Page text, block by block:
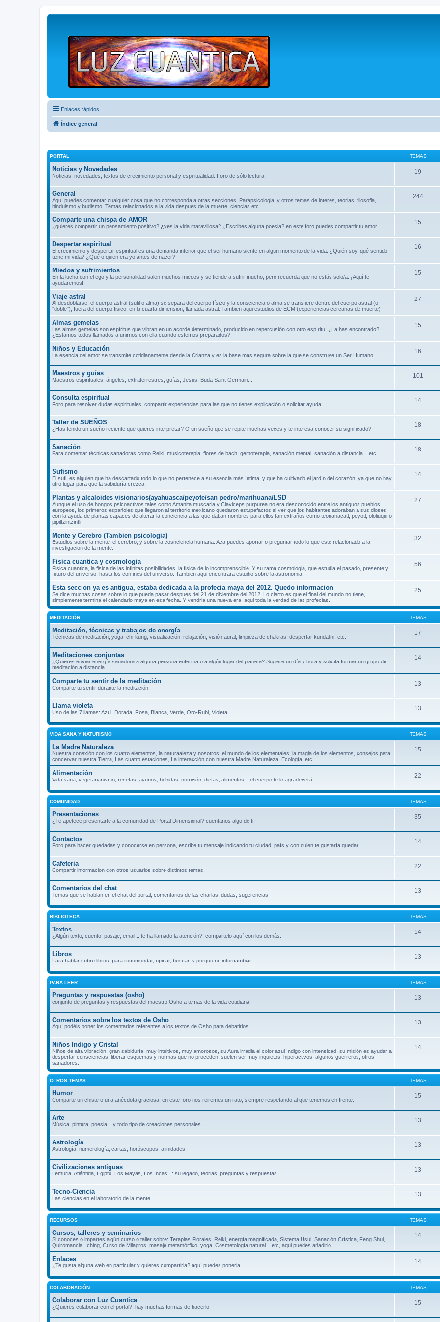
Enlaces rápidos
Índice general
PORTAL TEMAS
Noticias y Novedades
Noticias, novedades, textos de crecimiento personal y espiritualidad. Foro de sólo lectura.
19
General
Aquí puedes comentar cualquier cosa que no corresponda a otras secciones. Parapsicologia, y otros temas de interes, teorias, filosofia,
hinduismo y budismo. Temas relacionados a la vida despues de la muerte, ciencias etc.
244
Comparte una chispa de AMOR
¿quieres compartir un pensamiento positivo? ¿ves la vida maravillosa? ¿Escribes alguna poesia? en este foro puedes compartir tu amor
15
Despertar espiritual
El crecimiento y despertar espiritual es una demanda interior que el ser humano siente en algún momento de la vida. ¿Quién soy, qué sentido
tiene mi vida? ¿Qué o quien era yo antes de nacer?
16
Miedos y sufrimientos
En la lucha con el ego y la personalidad salen muchos miedos y se tiende a sufrir mucho, pero recuerda que no estás solo/a. ¡Aquí te
ayudaremos!.
15
Viaje astral
Al desdoblarse, el cuerpo astral (sutil o alma) se separa del cuerpo físico y la consciencia o alma se transfiere dentro del cuerpo astral (o
"doble"), fuera del cuerpo fisico, en la cuarta dimension, llamada astral. Tambien aqui estudios de ECM (experiencias cercanas de muerte)
27
Almas gemelas
Las almas gemelas son espíritus que vibran en un acorde determinado, producido en repercusión con otro espíritu. ¿La has encontrado?
¿Estamos todos llamados a unirnos con ella cuando estemos preparados?.
15
Niños y Educación
La esencia del amor se transmite cotidianamente desde la Crianza y es la base más segura sobre la que se construye un Ser Humano.
16
Maestros y guías
Maestros espirituales, ángeles, extraterrestres, guías, Jesus, Buda Saint Germain...
101
Consulta espiritual
Foro para resolver dudas espirituales, compartir experiencias para las que no tienes explicación o solicitar ayuda.
14
Taller de SUEÑOS
¿Has tenido un sueño reciente que quieres interpretar? O un sueño que se repite muchas veces y te interesa conocer su significado?
18
Sanación
Para comentar técnicas sanadoras como Reiki, musicoterapia, flores de bach, gemoterapia, sanación mental, sanación a distancia... etc
18
Sufismo
El sufi, es alguien que ha descartado todo lo que no pertenece a su esencia más íntima, y que ha cultivado el jardín del corazón, ya que no hay
otro lugar para que la sabiduría crezca.
14
Plantas y alcaloides visionarios(ayahuasca/peyote/san pedro/marihuana/LSD
Aunque el uso de hongos psicoactivos tales como Amanita muscaria y Claviceps purpurea no era desconocido entre los antiguos pueblos
europeos, los primeros españoles que llegaron al territorio mexicano quedaron estupefactos al ver que los habitantes adoraban a sus dioses
con la ayuda de plantas capaces de alterar la conciencia a las que daban nombres para ellos tan extraños como teonanacatl, peyotl, ololiuqui o
pipiltzintzintli.
27
Mente y Cerebro (Tambien psicologia)
Estudios sobre la mente, el cerebro, y sobre la cosnciencia humana. Aca puedes aportar o preguntar todo lo que este relacionado a la
investigacion de la mente.
32
Fisica cuantica y cosmologia
Fisica cuantica, la fisica de las infinitas posibilidades, la fisica de lo incomprenscible. Y su rama cosmologia, que estudia el pasado, presente y
futuro del universo, hasta los confines del universo. Tambien aqui encontrara estudio sobre la astronomia.
56
Esta seccion ya es antigua, estaba dedicada a la profecia maya del 2012. Quedo informacion
Se dice muchas cosas sobre lo que pueda pasar despues del 21 de diciembre del 2012. Lo cierto es que el final del mundo no tiene,
simplemente termina el calendario maya en esa fecha. Y vendria una nueva era, aqui toda la verdad de las profecias.
25
MEDITACIÓN TEMAS
Meditación, técnicas y trabajos de energía
Técnicas de meditación, yoga, chi-kung, visualización, relajación, visión aural, limpieza de chakras, despertar kundalini, etc.
17
Meditaciones conjuntas
¿Quieres enviar energía sanadora a alguna persona enferma o a algún lugar del planeta? Sugiere un día y hora y solicita formar un grupo de
meditación a distancia.
14
Comparte tu sentir de la meditación
Comparte tu sentir durante la meditación.
13
Llama violeta
Uso de las 7 llamas: Azul, Dorada, Rosa, Blanca, Verde, Oro-Rubi, Violeta
13
VIDA SANA Y NATURISMO TEMAS
La Madre Naturaleza
Nuestra conexión con los cuatro elementos, la naturaaleza y nosotros, el mundo de los elementales, la magia de los elementos, consejos para
concervar nuestra Tierra, Las cuatro estaciones, La interacción con nuestra Madre Naturaleza, Ecología, etc
15
Alimentación
Vida sana, vegetarianismo, recetas, ayunos, bebidas, nutrición, dietas, alimentos... el cuerpo te lo agradecerá
22
COMUNIDAD TEMAS
Presentaciones
¿Te apetece presentarte a la comunidad de Portal Dimensional? cuentanos algo de ti.
35
Contactos
Foro para hacer quedadas y conocerse en persona, escribe tu mensaje indicando tu ciudad, país y con quien te gustaría quedar.
14
Cafeteria
Compartir informacion con otros usuarios sobre distintos temas.
22
Comentarios del chat
Temas que se hablan en el chat del portal, comentarios de las charlas, dudas, sugerencias
13
BIBLIOTECA TEMAS
Textos
¿Algún texto, cuento, pasaje, email... te ha llamado la atención?, compartelo aquí con los demás.
14
Libros
Para hablar sobre libros, para recomendar, opinar, buscar, y porque no intercambiar
13
PARA LEER TEMAS
Preguntas y respuestas (osho)
conjunto de preguntas y respuestas del maestro Osho a temas de la vida cotidiana.
13
Comentarios sobre los textos de Osho
Aquí podéis poner los comentarios referentes a los textos de Osho para debatirlos.
13
Niños Indigo y Cristal
Niños de alta vibración, gran sabiduría, muy intuitivos, muy amorosos, su Aura irradia el color azul índigo con intensidad, su misión es ayudar a
despertar consciencias, liberar esquemas y normas que no proceden, suelen ser muy inquietos, hiperactivos, algunos guerreros, otros
sanadores.
14
OTROS TEMAS TEMAS
Humor
Comparte un chiste o una anécdota graciosa, en este foro nos reiremos un rato, siempre respetando al que tenemos en frente.
15
Arte
Música, pintura, poesia... y todo tipo de creaciones personales.
13
Astrología
Astrología, numerología, cartas, horóscopos, afinidades.
13
Civilizaciones antiguas
Lemuria, Atlántida, Egipto, Los Mayas, Los Incas...: su legado, teorias, preguntas y respuestas.
13
Tecno-Ciencia
Las ciencias en el laboratorio de la mente
13
RECURSOS TEMAS
Cursos, talleres y seminarios
Si conoces o impartes algún curso o taller sobre: Terapias Florales, Reiki, energía magnificada, Sistema Usui, Sanación Crística, Feng Shui,
Quiromancia, Iching, Curso de Milagros, masaje metamórfico, yoga, Cosmetología natural... etc, aqui puedes añadirlo
14
Enlaces
¿Te gusta alguna web en particular y quieres compartirla? aquí puedes ponerla
14
COLABORACIÓN TEMAS
Colaborar con Luz Cuantica
¿Quieres colaborar con el portal?, hay muchas formas de hacerlo
15